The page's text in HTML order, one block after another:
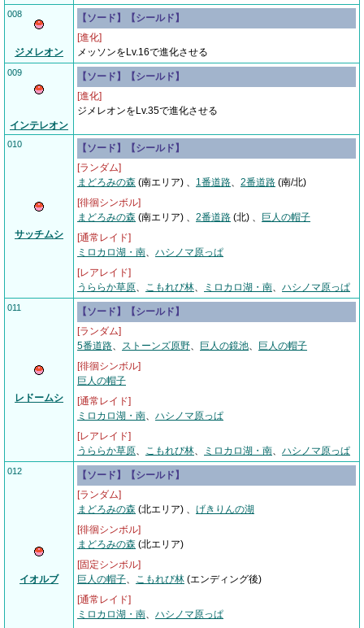
008
ジメレオン
【ソード】【シールド】
[進化]
メッソンをLv.16で進化させる
009
インテレオン
【ソード】【シールド】
[進化]
ジメレオンをLv.35で進化させる
010
サッチムシ
【ソード】【シールド】
[ランダム]
まどろみの森 (南エリア) 、 1番道路、 2番道路 (南/北)
[徘徊シンボル]
まどろみの森 (南エリア) 、 2番道路 (北) 、
巨人の帽子
[通常レイド]
ミロカロ湖・南、 ハシノマ原っぱ
[レアレイド]
うららか草原、 こもれび林、 ミロカロ湖・南、 ハシノマ原っぱ
011
レドームシ
【ソード】【シールド】
[ランダム]
5番道路、 ストーンズ原野、 巨人の鏡池、
巨人の帽子
[徘徊シンボル]
巨人の帽子
[通常レイド]
ミロカロ湖・南、 ハシノマ原っぱ
[レアレイド]
うららか草原、 こもれび林、 ミロカロ湖・南、 ハシノマ原っぱ
012
イオルブ
【ソード】【シールド】
[ランダム]
まどろみの森 (北エリア) 、 げきりんの湖
[徘徊シンボル]
まどろみの森 (北エリア)
[固定シンボル]
巨人の帽子、 こもれび林 (エンディング後)
[通常レイド]
ミロカロ湖・南、 ハシノマ原っぱ